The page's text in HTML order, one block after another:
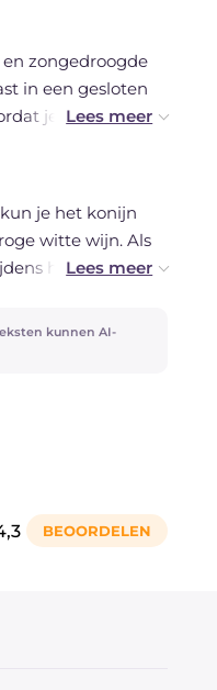
zongedroogde
in een gesloten
je het opnieuw
scheutje water of
je het konijn
witte wijn. Als
het
kunnen AI-